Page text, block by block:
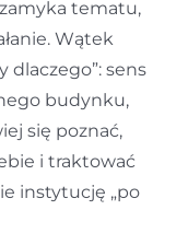
tematu,
Wątek
dlaczego”: sens
budynku,
się poznać,
i traktować
instytucję „po